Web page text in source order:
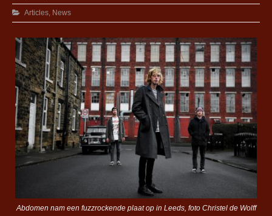
Articles, News
Abdomen nam een fuzzrockende plaat op in Leeds, foto Christel de Wolff